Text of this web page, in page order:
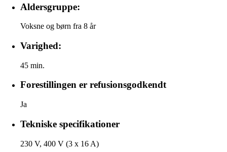
Aldersgruppe:
Voksne og børn fra 8 år
Varighed:
45 min.
Forestillingen er refusionsgodkendt
Ja
Tekniske specifikationer
230 V, 400 V (3 x 16 A)